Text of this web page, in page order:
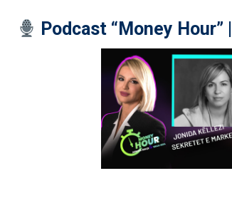
Podcast “Money